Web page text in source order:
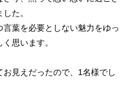
た。
葉を必要としない魅力をゆっ
思います。
見えだったので、1名様でし